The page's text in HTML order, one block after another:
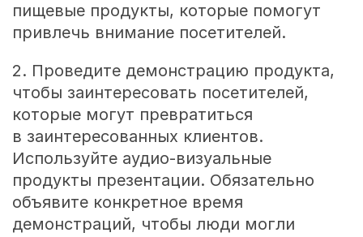
пищевые продукты, которые помогут
привлечь внимание посетителей.
2. Проведите демонстрацию продукта,
чтобы заинтересовать посетителей,
которые могут превратиться
в заинтересованных клиентов.
Используйте аудио-визуальные
продукты презентации. Обязательно
объявите конкретное время
демонстраций, чтобы люди могли